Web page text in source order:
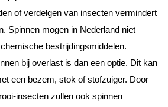
of verdelgen van insecten vermindert
Spinnen mogen in Nederland niet
bestrijdingsmiddelen.
bij overlast is dan een optie. Dit kan
een bezem, stok of stofzuiger. Door
insecten zullen ook spinnen